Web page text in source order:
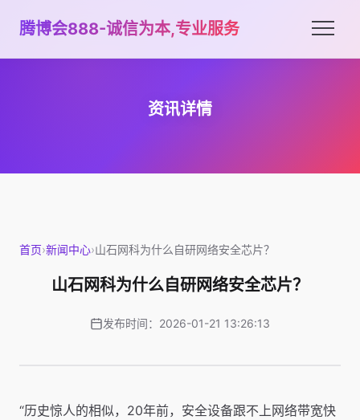
腾博会888-诚信为本,专业服务
资讯详情
首页›新闻中心›山石网科为什么自研网络安全芯片？
山石网科为什么自研网络安全芯片？
发布时间：2026-01-21 13:26:13
“历史惊人的相似，20年前，安全设备跟不上网络带宽快